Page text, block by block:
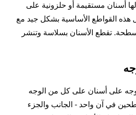
لها أسنان مستقيمة أو حلزونية على
القواطع الأساسية بشكل جيد مع
تقطع الأسنان بسلاسة وتنشر
على أسنان على كل من الوجه
في آن واحد - الجانب والجزء